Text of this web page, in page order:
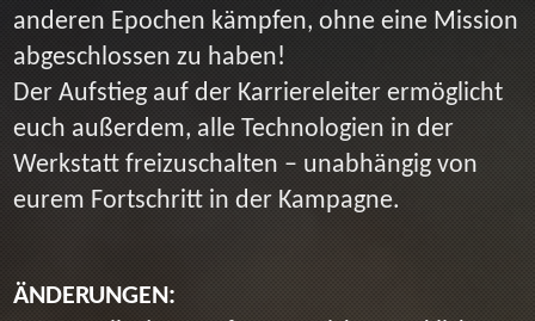
anderen Epochen kämpfen, ohne eine Mission
abgeschlossen zu haben!
Der Aufstieg auf der Karriereleiter ermöglicht
euch außerdem, alle Technologien in der
Werkstatt freizuschalten – unabhängig von
eurem Fortschritt in der Kampagne.
ÄNDERUNGEN: